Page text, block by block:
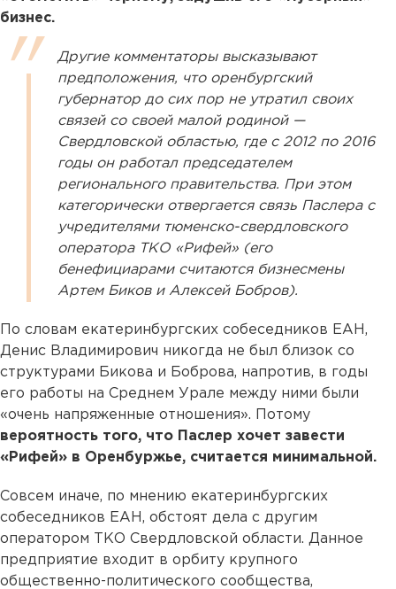
бизнес.
Другие комментаторы высказывают
предположения, что оренбургский
губернатор до сих пор не утратил своих
связей со своей малой родиной —
Свердловской областью, где с 2012 по 2016
годы он работал председателем
регионального правительства. При этом
категорически отвергается связь Паслера с
учредителями тюменско-свердловского
оператора ТКО «Рифей» (его
бенефициарами считаются бизнесмены
Артем Биков и Алексей Бобров).
По словам екатеринбургских собеседников ЕАН,
Денис Владимирович никогда не был близок со
структурами Бикова и Боброва, напротив, в годы
его работы на Среднем Урале между ними были
«очень напряженные отношения». Потому
вероятность того, что Паслер хочет завести
«Рифей» в Оренбуржье, считается минимальной.
Совсем иначе, по мнению екатеринбургских
собеседников ЕАН, обстоят дела с другим
оператором ТКО Свердловской области. Данное
предприятие входит в орбиту крупного
общественно-политического сообщества,